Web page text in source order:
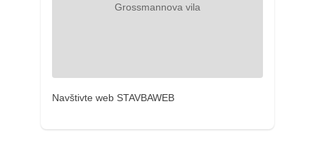
Navštivte web STAVBAWEB